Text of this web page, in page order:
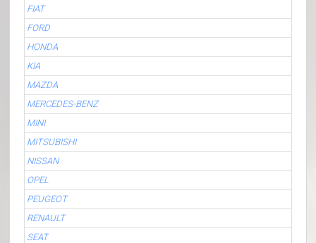
FIAT
FORD
HONDA
KIA
MAZDA
MERCEDES-BENZ
MINI
MITSUBISHI
NISSAN
OPEL
PEUGEOT
RENAULT
SEAT